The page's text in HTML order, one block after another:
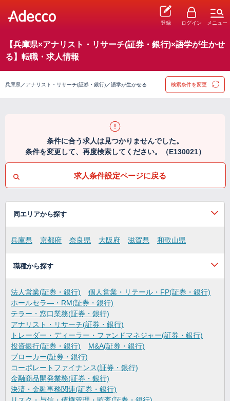
登録 ログイン メニュー
【兵庫県×アナリスト・リサーチ(証券・銀行)×語学が生かせ
る】転職・求人情報
兵庫県／アナリスト・リサーチ(証券・銀行)／語学が生かせる 検索条件を変更
条件に合う求人は見つかりませんでした。
条件を変更して、再度検索してください。（E130021）
求人条件設定ページに戻る
同エリアから探す
兵庫県 京都府 奈良県 大阪府 滋賀県 和歌山県
職種から探す
法人営業(証券・銀行)
個人営業・リテール・FP(証券・銀行)
ホールセラ―・RM(証券・銀行)
テラー・窓口業務(証券・銀行)
アナリスト・リサーチ(証券・銀行)
トレーダー・ディーラー・ファンドマネジャー(証券・銀行)
投資銀行(証券・銀行)
M&A(証券・銀行)
ブローカー(証券・銀行)
コーポレートファイナンス(証券・銀行)
金融商品開発業務(証券・銀行)
決済・金融事務関連(証券・銀行)